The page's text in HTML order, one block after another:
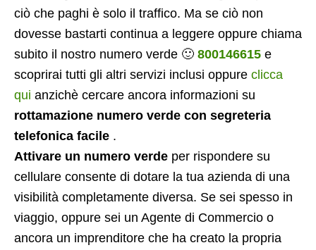
ciò che paghi è solo il traffico. Ma se ciò non
dovesse bastarti continua a leggere oppure chiama
subito il nostro numero verde 🙂 800146615 e
scoprirai tutti gli altri servizi inclusi oppure clicca
qui anzichè cercare ancora informazioni su
rottamazione numero verde con segreteria
telefonica facile .
Attivare un numero verde per rispondere su
cellulare consente di dotare la tua azienda di una
visibilità completamente diversa. Se sei spesso in
viaggio, oppure sei un Agente di Commercio o
ancora un imprenditore che ha creato la propria